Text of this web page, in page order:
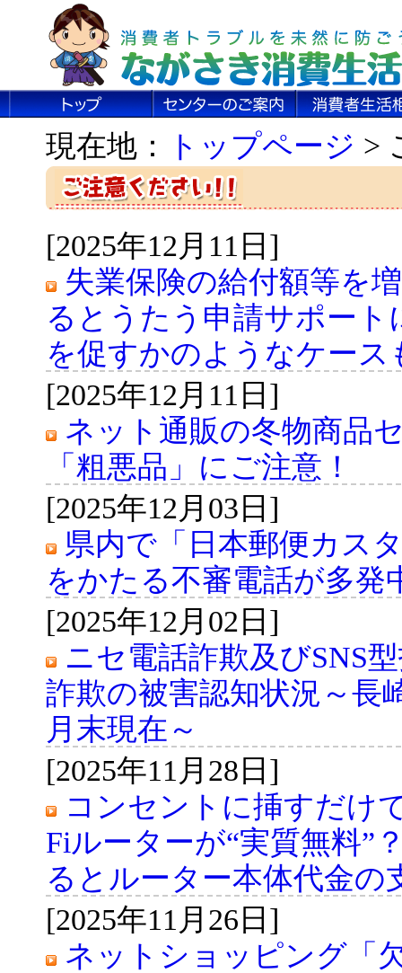
現在地： トップページ >
[2025年12月11日]
失業保険の給付額等を
るとうたう申請サポート
を促すかのようなケース
[2025年12月11日]
ネット通販の冬物商品
「粗悪品」にご注意！
[2025年12月03日]
県内で「日本郵便カス
をかたる不審電話が多発
[2025年12月02日]
ニセ電話詐欺及びSNS
詐欺の被害認知状況～長
月末現在～
[2025年11月28日]
コンセントに挿すだけ
Fiルーターが“実質無料”
るとルーター本体代金の
[2025年11月26日]
ネットショッピング「